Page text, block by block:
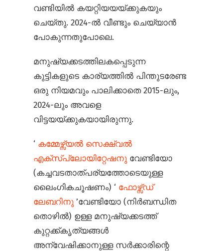
വണ്ടിയിൽ കയറ്റിയയയ്ക്കുകയും
ചെയ്തു. 2024-ൽ വീണ്ടും ചെയ്യാൻ
പോകുന്നതുപോലെ.
മനുഷ്യക്കടത്തിലകപ്പെടുന്ന
കുട്ടികളുടെ കാര്യത്തിൽ പിന്തുടരേണ്ട
ഒരു നിയമവും പാലിക്കാതെ 2015-ലും,
2024-ലും അവളെ
വിട്ടയയ്ക്കുകയായിരുന്നു.
‘ കമ്മേഴ്സ്യൽ സെക്ഷ്വൽ
എക്സ്പ്ലോയിറ്റേഷനു വേണ്ടിയോ
(കച്ചവടതാത്പര്യത്തോടെയുള്ള
ലൈംഗികചൂഷണം) ‘ ഫോഴ്സ്ഡ്
ലേബറിനു’വേണ്ടിയോ (നിർബന്ധിത
തൊഴിൽ) ഉള്ള മനുഷ്യക്കടത്ത്
കുറ്റക്ക്കൃത്യങ്ങൾ
അന്വേഷിക്കാനുള്ള സർക്കാരിന്റെ